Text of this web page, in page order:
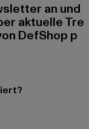
an und
aktuelle Tre
DefShop p